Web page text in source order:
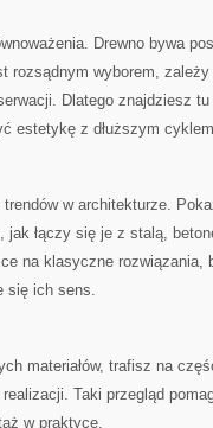
Drewno bywa
rozsądnym wyborem,
Dlatego znajdziesz
estetykę z dłuższym
w architekturze.
jak łączy się je z stalą,
na klasyczne rozwiązania,
się ich sens.
materiałów, trafisz na
Taki przegląd
w praktyce.